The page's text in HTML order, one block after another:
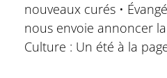
nouveaux curés •
nous envoie annoncer la
Culture : Un été à la